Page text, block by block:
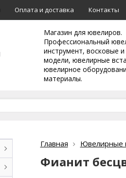
Оплата и доставка Контакты
Магазин для ювелиров.
Профессиональный
инструмент, восковые
модели, ювелирные
ювелирное
материалы.
Главная Ювелирные
Фианит